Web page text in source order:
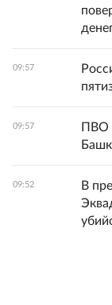
09:57
09:57
ПВО
09:52
В